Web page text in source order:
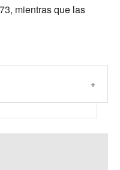
mientras que las